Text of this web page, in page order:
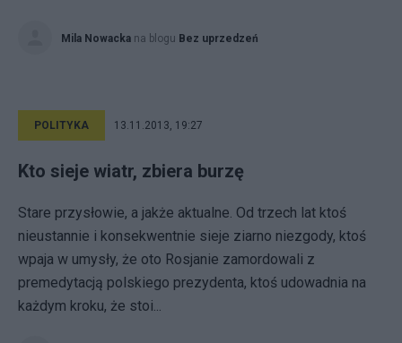
Mila Nowacka na blogu Bez uprzedzeń
POLITYKA 13.11.2013, 19:27
Kto sieje wiatr, zbiera burzę
Stare przysłowie, a jakże aktualne. Od trzech lat ktoś
nieustannie i konsekwentnie sieje ziarno niezgody, ktoś
wpaja w umysły, że oto Rosjanie zamordowali z
premedytacją polskiego prezydenta, ktoś udowadnia na
każdym kroku, że stoi...